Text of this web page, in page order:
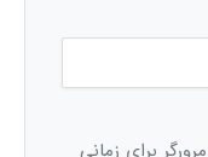
برای زمانی